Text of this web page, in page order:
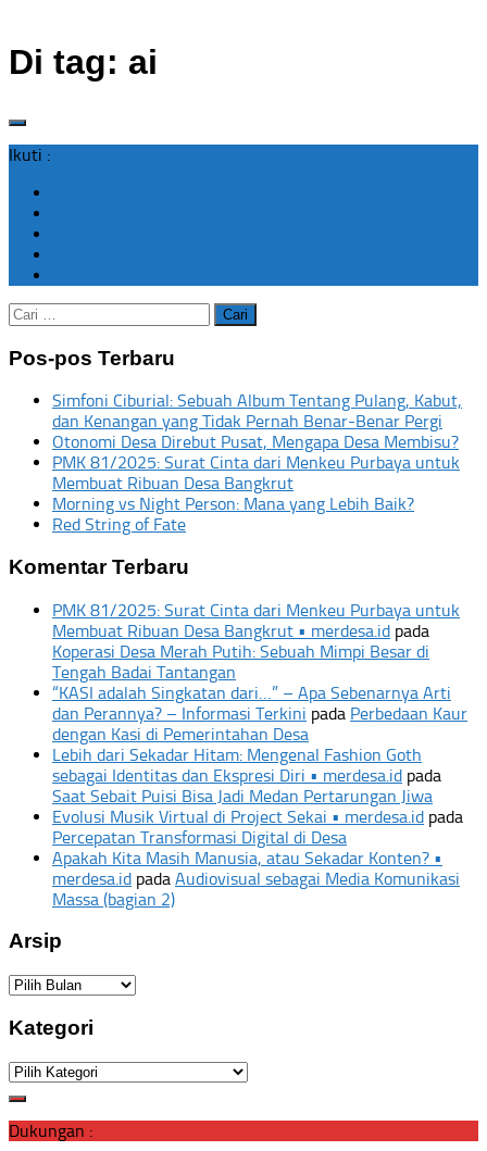
Di tag: ai
Ikuti :
Cari
untuk:
Pos-pos Terbaru
Simfoni Ciburial: Sebuah Album Tentang Pulang, Kabut,
dan Kenangan yang Tidak Pernah Benar-Benar Pergi
Otonomi Desa Direbut Pusat, Mengapa Desa Membisu?
PMK 81/2025: Surat Cinta dari Menkeu Purbaya untuk
Membuat Ribuan Desa Bangkrut
Morning vs Night Person: Mana yang Lebih Baik?
Red String of Fate
Komentar Terbaru
PMK 81/2025: Surat Cinta dari Menkeu Purbaya untuk
Membuat Ribuan Desa Bangkrut • merdesa.id pada
Koperasi Desa Merah Putih: Sebuah Mimpi Besar di
Tengah Badai Tantangan
“KASI adalah Singkatan dari…” – Apa Sebenarnya Arti
dan Perannya? – Informasi Terkini pada Perbedaan Kaur
dengan Kasi di Pemerintahan Desa
Lebih dari Sekadar Hitam: Mengenal Fashion Goth
sebagai Identitas dan Ekspresi Diri • merdesa.id pada
Saat Sebait Puisi Bisa Jadi Medan Pertarungan Jiwa
Evolusi Musik Virtual di Project Sekai • merdesa.id pada
Percepatan Transformasi Digital di Desa
Apakah Kita Masih Manusia, atau Sekadar Konten? •
merdesa.id pada Audiovisual sebagai Media Komunikasi
Massa (bagian 2)
Arsip
Arsip
Kategori
Kategori
Dukungan :